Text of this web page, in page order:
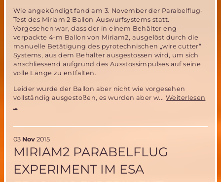
hat
Gemeinsamkeiten
mit
ARCHIMEDES
Wie angekündigt fand am 3. November der Parabelflug-
Test des Miriam 2 Ballon-Auswurfsystems statt.
Vorgesehen war, dass der in einem Behälter eng
verpackte 4-m Ballon von Miriam2, ausgelöst durch die
manuelle Betätigung des pyrotechnischen „wire cutter“
Systems, aus dem Behälter ausgestossen wird, um sich
anschliessend aufgrund des Ausstossimpulses auf seine
volle Länge zu entfalten.
Leider wurde der Ballon aber nicht wie vorgesehen
vollständig ausgestoßen, es wurden aber w... Weiterlesen
…
Miriam
2
Auswurf-
03 Nov 2015
MIRIAM2 PARABELFLUG
EXPERIMENT IM ESA